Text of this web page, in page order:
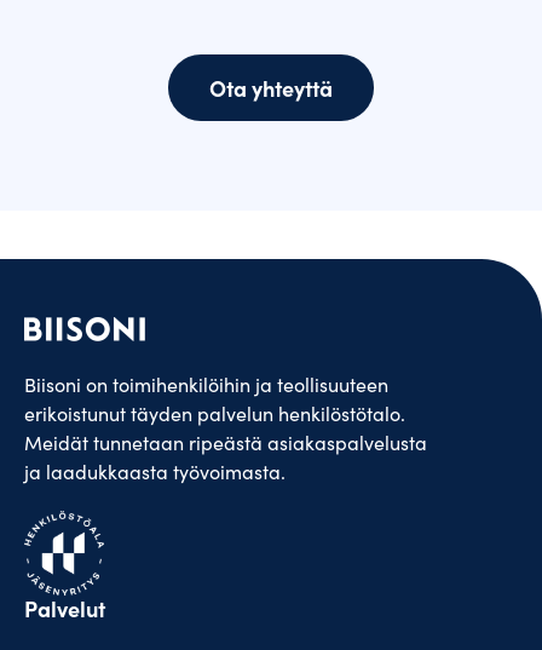
Ota yhteyttä
Biisoni on toimihenkilöihin ja teollisuuteen
erikoistunut täyden palvelun henkilöstötalo.
Meidät tunnetaan ripeästä asiakaspalvelusta
ja laadukkaasta työvoimasta.
Palvelut